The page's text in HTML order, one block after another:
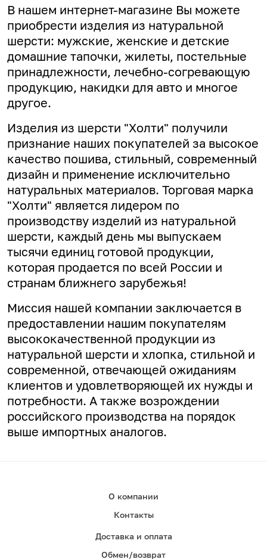
В нашем интернет-магазине Вы можете
приобрести изделия из натуральной
шерсти: мужские, женские и детские
домашние тапочки, жилеты, постельные
принадлежности, лечебно-согревающую
продукцию, накидки для авто и многое
другое.
Изделия из шерсти "Холти" получили
признание наших покупателей за высокое
качество пошива, стильный, современный
дизайн и применение исключительно
натуральных материалов. Торговая марка
"Холти" является лидером по
производству изделий из натуральной
шерсти, каждый день мы выпускаем
тысячи единиц готовой продукции,
которая продается по всей России и
странам ближнего зарубежья!
Миссия нашей компании заключается в
предоставлении нашим покупателям
высококачественной продукции из
натуральной шерсти и хлопка, стильной и
современной, отвечающей ожиданиям
клиентов и удовлетворяющей их нужды и
потребности. А также возрождении
российского производства на порядок
выше импортных аналогов.
О компании
Контакты
Доставка и оплата
Обмен/возврат